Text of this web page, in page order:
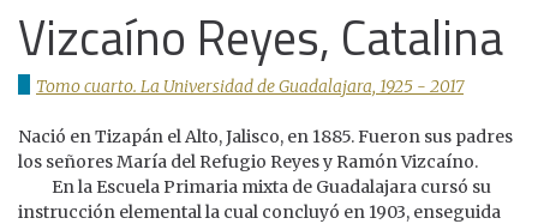
Biografías
Galería
Documentos institucionales
Vizcaíno Reyes, Catalina
Tomo cuarto. La Universidad de Guadalajara, 1925 - 2017
Nació en Tizapán el Alto, Jalisco, en 1885. Fueron sus padres
los señores María del Refugio Reyes y Ramón Vizcaíno.
En la Escuela Primaria mixta de Guadalajara cursó su
instrucción elemental la cual concluyó en 1903, enseguida